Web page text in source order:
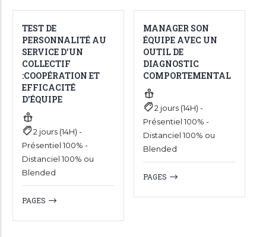
TEST DE
PERSONNALITÉ AU
SERVICE D'UN
COLLECTIF
:COOPÉRATION ET
EFFICACITÉ
D'ÉQUIPE
2 jours (14H) -
Présentiel 100% -
Distanciel 100% ou
Blended
PAGES
MANAGER SON
ÉQUIPE AVEC UN
OUTIL DE
DIAGNOSTIC
COMPORTEMENTAL
2 jours (14H) -
Présentiel 100% -
Distanciel 100% ou
Blended
PAGES